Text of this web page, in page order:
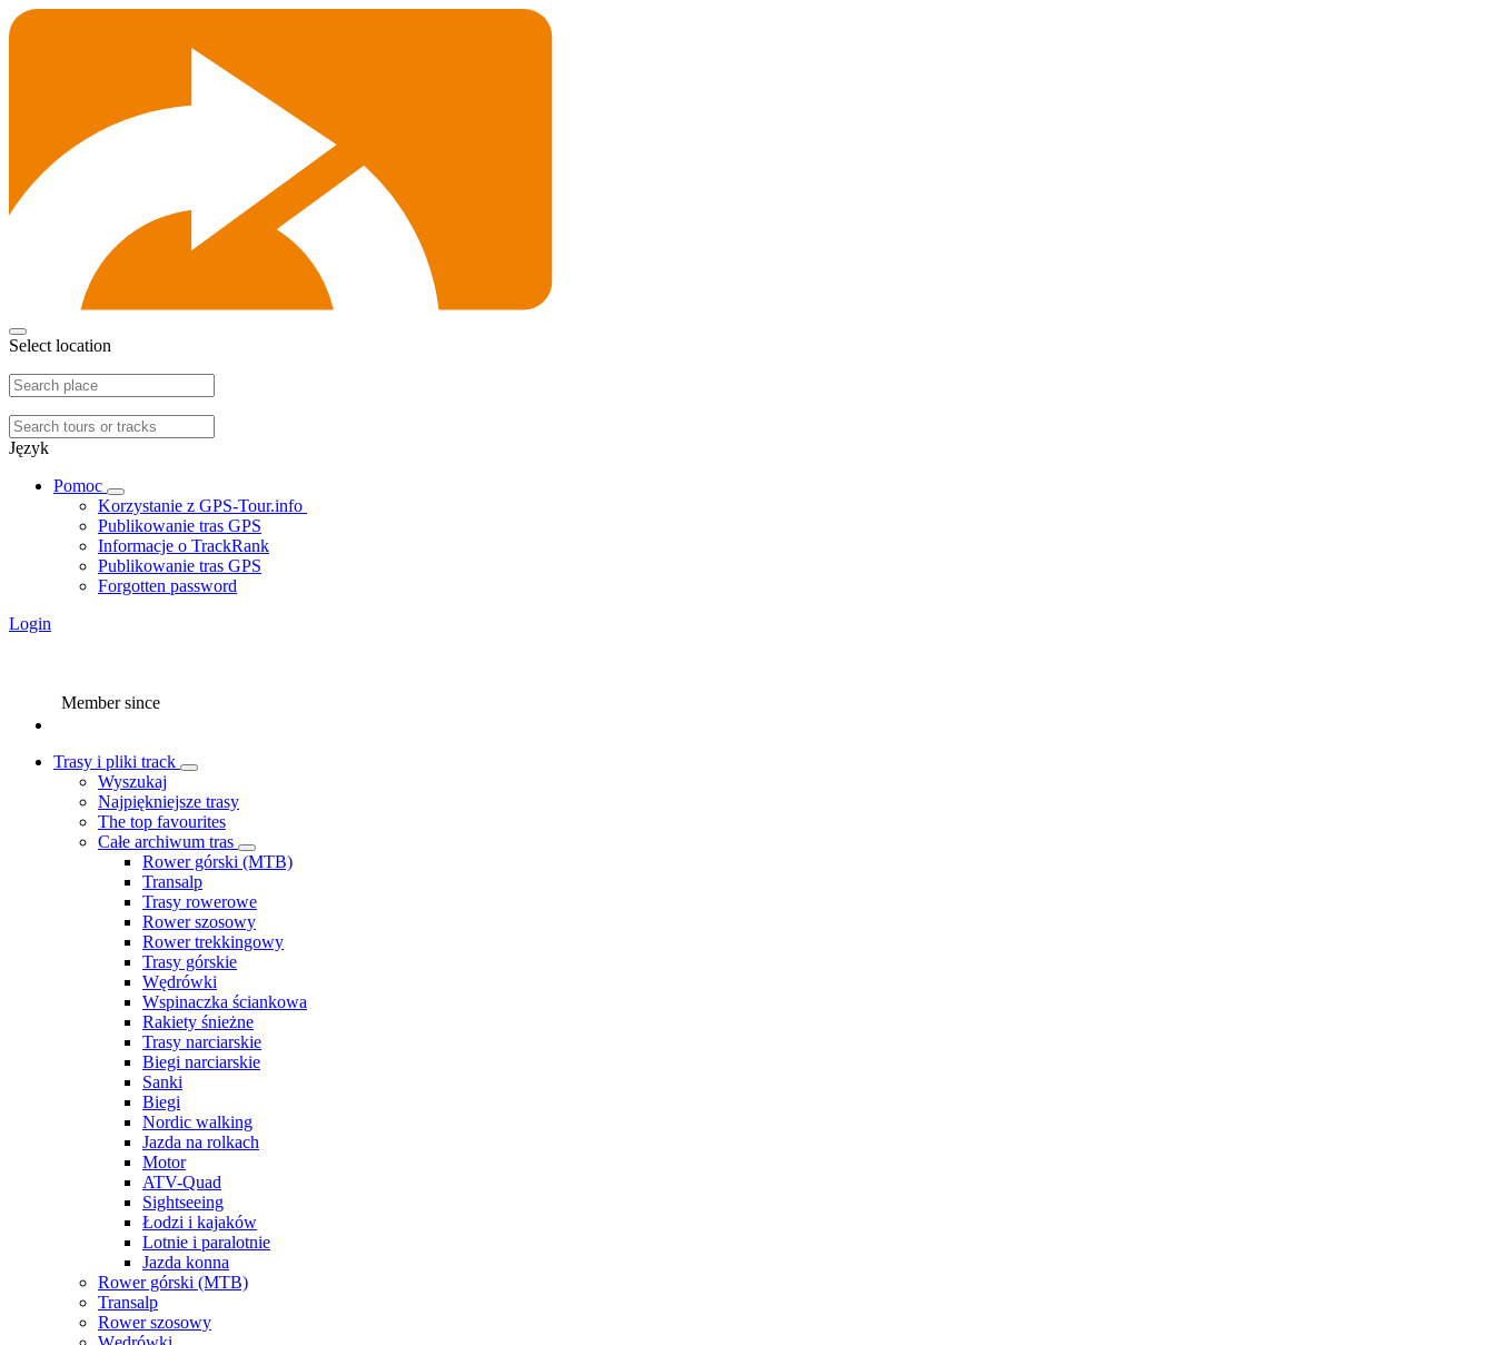
Select location
Język
Pomoc
Korzystanie z GPS-Tour.info
Publikowanie tras GPS
Informacje o TrackRank
Publikowanie tras GPS
Forgotten password
Login
Member since
Trasy i pliki track
Wyszukaj
Najpiękniejsze trasy
The top favourites
Całe archiwum tras
Rower górski (MTB)
Transalp
Trasy rowerowe
Rower szosowy
Rower trekkingowy
Trasy górskie
Wędrówki
Wspinaczka ściankowa
Rakiety śnieżne
Trasy narciarskie
Biegi narciarskie
Sanki
Biegi
Nordic walking
Jazda na rolkach
Motor
ATV-Quad
Sightseeing
Łodzi i kajaków
Lotnie i paralotnie
Jazda konna
Rower górski (MTB)
Transalp
Rower szosowy